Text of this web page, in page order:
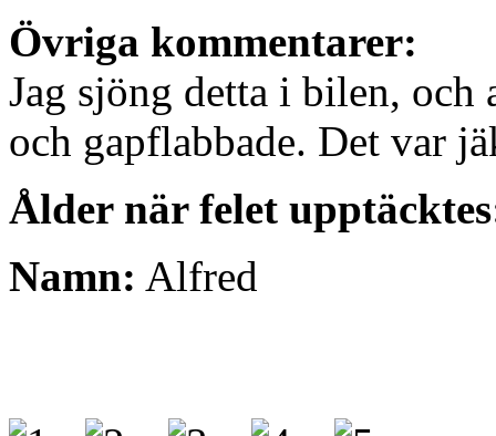
Övriga kommentarer:
Jag sjöng detta i bilen, och
och gapflabbade. Det var
Ålder när felet
Namn: Alfred